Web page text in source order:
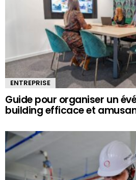
ENTREPRISE
Guide pour organiser un
building efficace et